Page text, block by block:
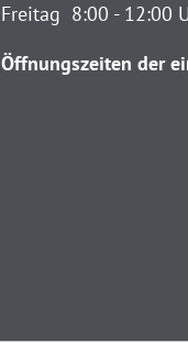
Freitag 8:00 - 12:00
Öffnungszeiten der